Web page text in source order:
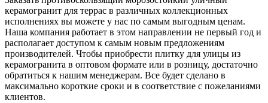
керамогранит для террас в различных коллекционных
исполнениях вы можете у нас по самым выгодным ценам.
Наша компания работает в этом направлении не первый год и
располагает доступом к самым новым предложениям
производителей. Чтобы приобрести плитку для улицы из
керамогранита в оптовом формате или в розницу, достаточно
обратиться к нашим менеджерам. Все будет сделано в
максимально короткие сроки и в соответствие с пожеланиями
клиентов.